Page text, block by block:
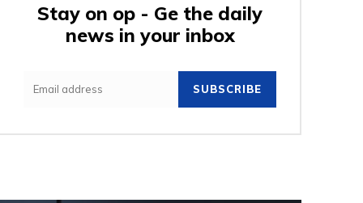
Stay on op - Ge the daily
news in your inbox
SUBSCRIBE